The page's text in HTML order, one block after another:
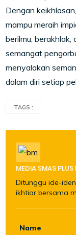
Dengan
mampu meraih
berilmu,
semangat
menyalakan
dalam diri setiap
TAGS :
MEDIA SMAS
Ditunggu ide-
ikhtiar bersama
Name